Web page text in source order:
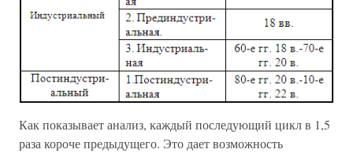
Как показывает анализ, каждый последующий цикл в 1,5
раза короче предыдущего. Это дает возможность